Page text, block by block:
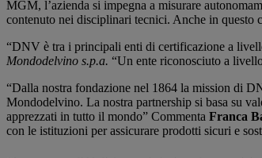
MGM, l’azienda si impegna a misurare
contenuto nei disciplinari tecnici. Anche in
“DNV è tra i principali enti di certificazione a
Mondodelvino s.p.a. “Un ente riconosciuto a
“Dalla nostra fondazione nel 1864 la mission di
Mondodelvino. La nostra partnership si basa su
apprezzati in tutto il mondo” Commenta Franca
con le istituzioni per assicurare prodotti sicuri e